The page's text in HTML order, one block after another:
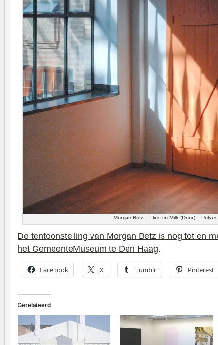
Morgan Betz – Flies on Milk (Door) –
De tentoonstelling van Morgan Betz is nog tot en
het GemeenteMuseum te Den Haag.
Facebook X Tumblr Pinterest
Gerelateerd